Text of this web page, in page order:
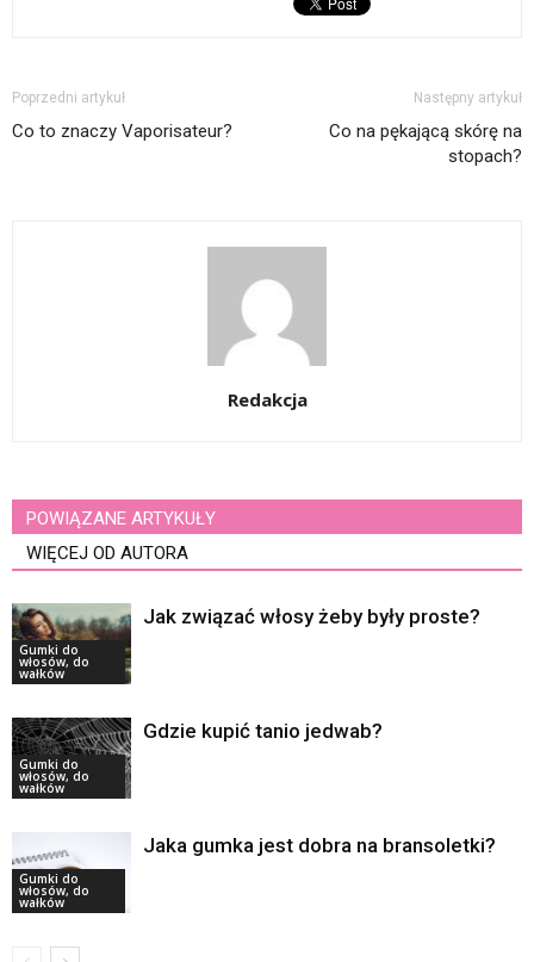
Poprzedni artykuł
Co to znaczy Vaporisateur?
Następny artykuł
Co na pękającą skórę na
stopach?
Redakcja
POWIĄZANE ARTYKUŁY
WIĘCEJ OD AUTORA
Gumki do
włosów, do
wałków
Jak związać włosy żeby były proste?
Gumki do
włosów, do
wałków
Gdzie kupić tanio jedwab?
Gumki do
włosów, do
wałków
Jaka gumka jest dobra na bransoletki?